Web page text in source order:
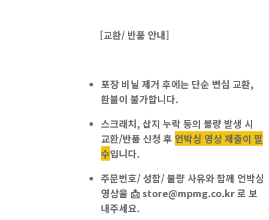
[교환/ 반품 안내]
포장 비닐 제거 후에는 단순 변심 교환,
환불이 불가합니다.
스크래치, 삽지 누락 등의 불량 발생 시
교환/반품 신청 후 언박싱 영상 제출이 필
수입니다.
주문번호/ 성함/ 불량 사유와 함께 언박싱
영상을 📩store@mpmg.co.kr로 보
내주세요.